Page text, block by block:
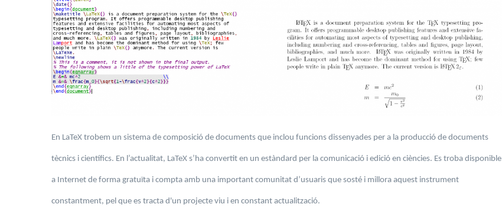
En LaTeX trobem un sistema de composició de documents que inclou funcions dissenyades per a la producció de documents
tècnics i científics. En l’actualitat, LaTeX s’ha convertit en un estàndard per la comunicació i edició en ciències. Es troba disponible
a Internet de forma gratuïta i compta amb una important comunitat d’usuaris que sosté i millora aquest instrument
constantment, pel que es tracta d'un projecte viu i en constant actualització.